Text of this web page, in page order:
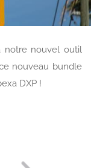
notre nouvel outil
nouveau bundle
DXP !